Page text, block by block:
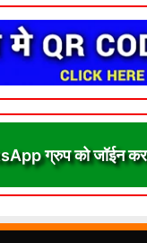
ग्रुप को जॉईन